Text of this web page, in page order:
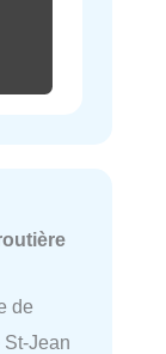
de
Jean